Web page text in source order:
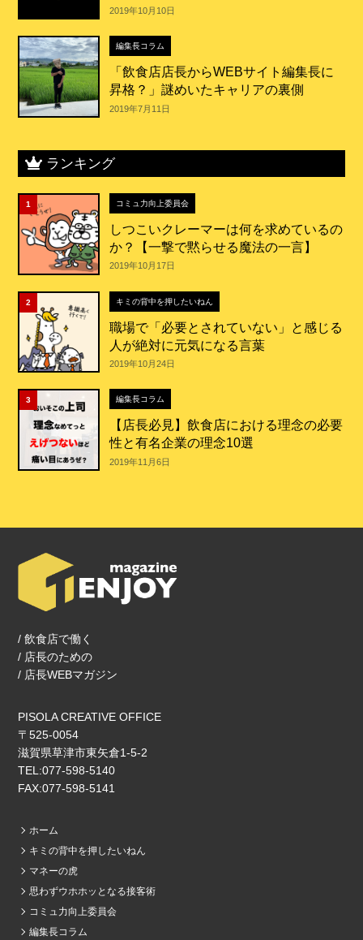
2019年10月10日
編集長コラム
「飲食店店長からWEBサイト編集長に
昇格？」謎めいたキャリアの裏側
2019年7月11日
ランキング
1 コミュ力向上委員会
しつこいクレーマーは何を求めているの
か？【一撃で黙らせる魔法の一言】
2019年10月17日
2 キミの背中を押したいねん
職場で「必要とされていない」と感じる
人が絶対に元気になる言葉
2019年10月24日
3 編集長コラム
【店長必見】飲食店における理念の必要
性と有名企業の理念10選
2019年11月6日
/ 飲食店で働く
/ 店長のための
/ 店長WEBマガジン
PISOLA CREATIVE OFFICE
〒525-0054
滋賀県草津市東矢倉1‐5‐2
TEL:077-598-5140
FAX:077-598-5141
ホーム
キミの背中を押したいねん
マネーの虎
思わずウホホッとなる接客術
コミュ力向上委員会
編集長コラム